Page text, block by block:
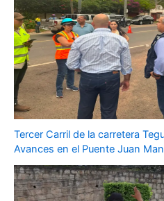
Tercer Carril de la carretera
Avances en el Puente Juan